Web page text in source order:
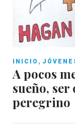
INICIO ,
A pocos
sueño,
peregrino